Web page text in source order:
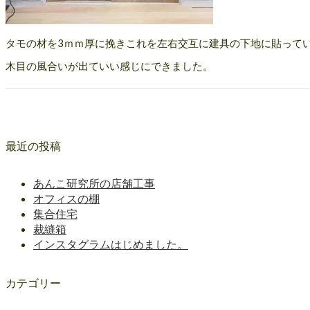
タモの材を3ｍｍ厚に挽きこれを左右交互に建具の下地に貼って
木目の風合いが出ていい感じにできました。
最近の投稿
あんこ研究所の店舗工事
オフィスの棚
集合住宅
裁縫箱
インスタグラムはじめました。
カテゴリー